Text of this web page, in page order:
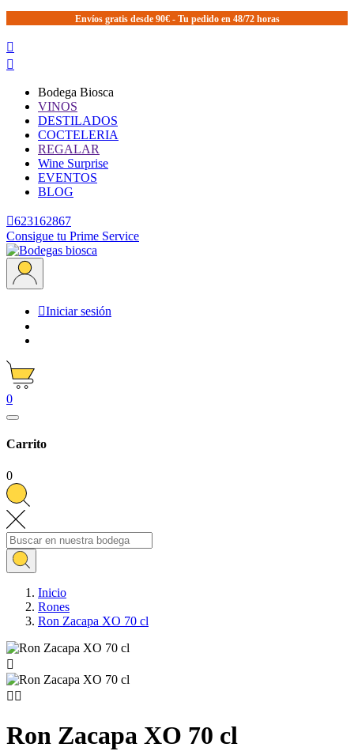
Envíos gratis desde 90€ - Tu pedido en 48/72 horas


Bodega Biosca
VINOS
DESTILADOS
COCTELERIA
REGALAR
Wine Surprise
EVENTOS
BLOG
623162867
Consigue tu Prime Service
Iniciar sesión
0
Carrito
0
Inicio
Rones
Ron Zacapa XO 70 cl

 
Ron Zacapa XO 70 cl